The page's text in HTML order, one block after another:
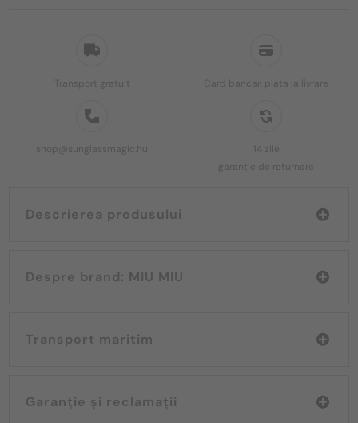
Transport gratuit Card bancar, plata la livrare
shop@sunglassmagic.hu
14 zile
garanție de returnare
Descrierea produsului
Despre brand: MIU MIU
Transport maritim
Garanție și reclamații